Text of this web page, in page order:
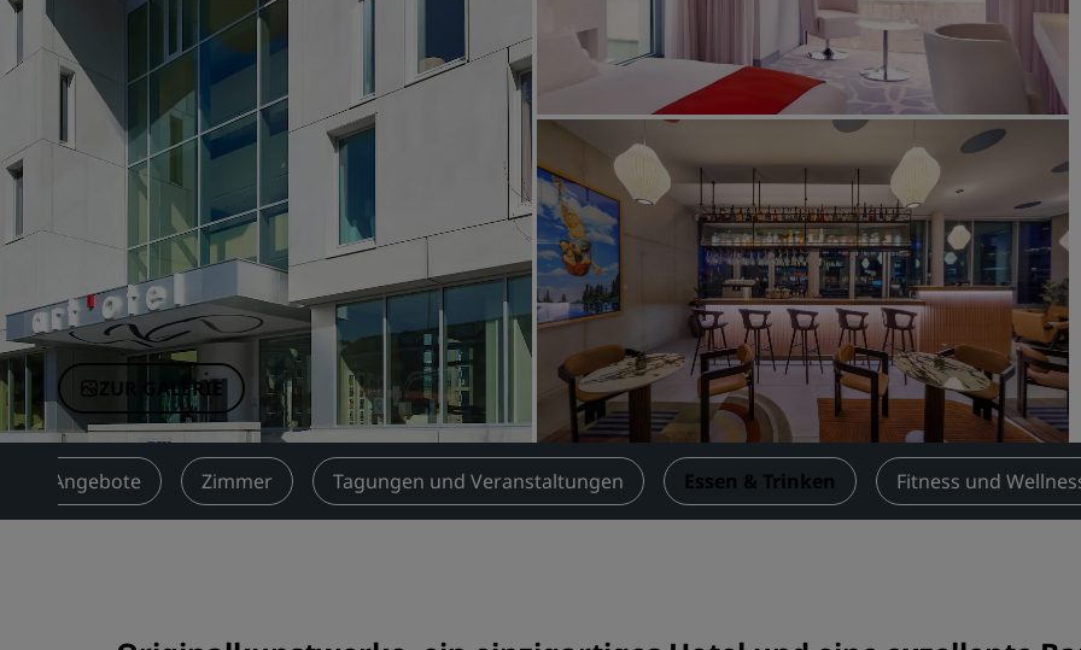
Verbundene Marken in China
Tagungen und
Veranstaltungen
Entdecken Sie Radisson
Einen Meetingraum buchen
Fordern Sie ein Angebot an
Veranstaltungsorte
Branchenlösungen
Flüge suchen
Flüge suchen
Restaurants
Nach einem Restaurant
ZUR GALERIE
Angebote Zimmer Tagungen und Veranstaltungen Essen & Trinken Fitness und